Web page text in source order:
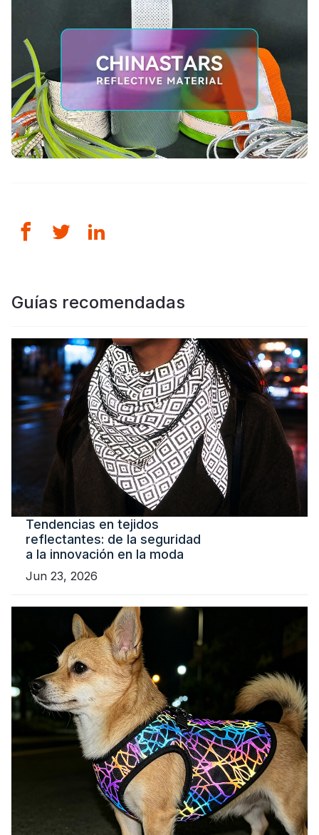
Guías recomendadas
Tendencias en tejidos
reflectantes: de la seguridad
a la innovación en la moda
Jun 23, 2026